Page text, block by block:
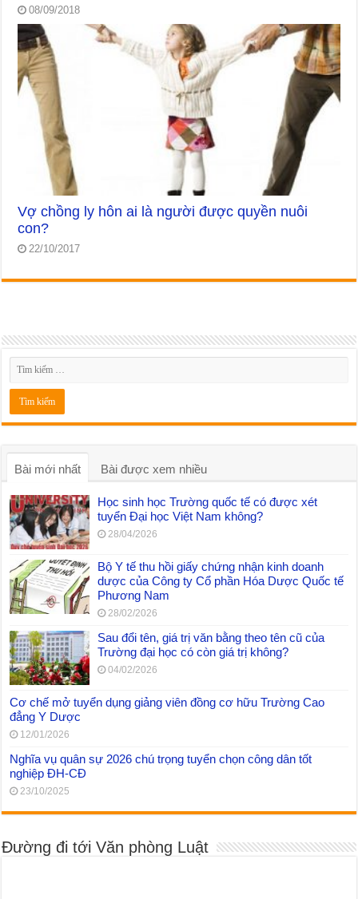
08/09/2018
Vợ chồng ly hôn ai là người được quyền nuôi
con?
22/10/2017
Bài mới nhất Bài được xem nhiều
Học sinh học Trường quốc tế có được xét
tuyển Đại học Việt Nam không?
28/04/2026
Bộ Y tế thu hồi giấy chứng nhận kinh doanh
dược của Công ty Cổ phần Hóa Dược Quốc tế
Phương Nam
28/02/2026
Sau đổi tên, giá trị văn bằng theo tên cũ của
Trường đại học có còn giá trị không?
04/02/2026
Cơ chế mở tuyển dụng giảng viên đồng cơ hữu Trường Cao
đẳng Y Dược
12/01/2026
Nghĩa vụ quân sự 2026 chú trọng tuyển chọn công dân tốt
nghiệp ĐH-CĐ
23/10/2025
Đường đi tới Văn phòng Luật